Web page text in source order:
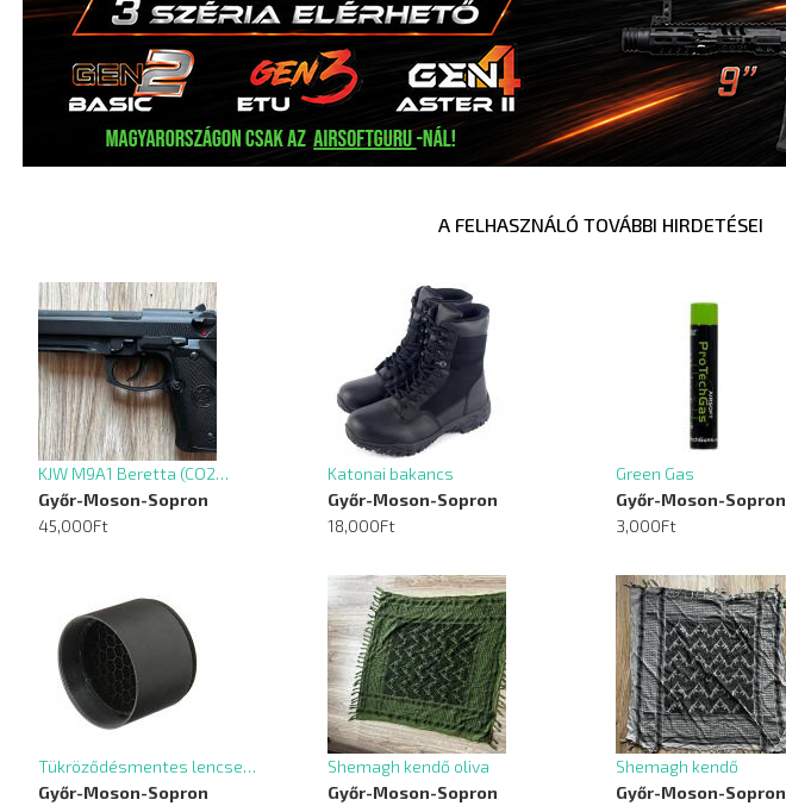
A FELHASZNÁLÓ TOVÁBBI HIRDETÉSEI
KJW M9A1 Beretta (CO2…
Győr-Moson-Sopron
45,000Ft
Katonai bakancs
Győr-Moson-Sopron
18,000Ft
Green Gas
Győr-Moson-Sopron
3,000Ft
Tükröződésmentes lencse…
Győr-Moson-Sopron
Shemagh kendő oliva
Győr-Moson-Sopron
Shemagh kendő
Győr-Moson-Sopron